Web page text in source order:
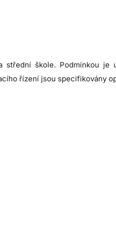
škole. Podmínkou je
řízení jsou specifikovány